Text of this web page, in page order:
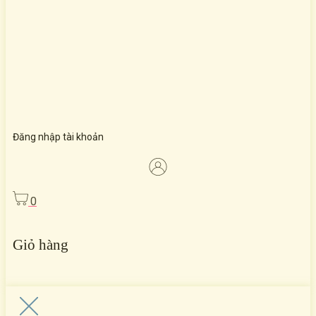
Đăng nhập tài khoản
0
Giỏ hàng